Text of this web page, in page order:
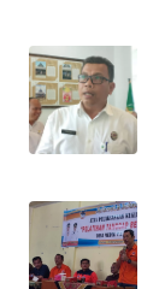
WN
KALTARA
WN
WN
KALTIM